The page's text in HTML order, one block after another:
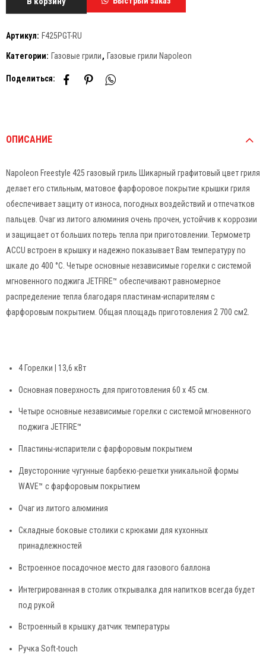
Артикул: F425PGT-RU
Категории: Газовые грили, Газовые грили Napoleon
Поделиться:
ОПИСАНИЕ
Napoleon Freestyle 425 газовый гриль Шикарный графитовый цвет гриля
делает его стильным, матовое фарфоровое покрытие крышки гриля
обеспечивает защиту от износа, погодных воздействий и отпечатков
пальцев. Очаг из литого алюминия очень прочен, устойчив к коррозии
и защищает от больших потерь тепла при приготовлении. Термометр
ACCU встроен в крышку и надежно показывает Вам температуру по
шкале до 400 °C. Четыре основные независимые горелки с системой
мгновенного поджига JETFIRE™ обеспечивают равномерное
распределение тепла благодаря пластинам-испарителям с
фарфоровым покрытием. Общая площадь приготовления 2 700 см2.
4 Горелки | 13,6 кВт
Основная поверхность для приготовления 60 х 45 см.
Четыре основные независимые горелки с системой мгновенного
поджига JETFIRE™
Пластины-испарители с фарфоровым покрытием
Двусторонние чугунные барбекю-решетки уникальной формы
WAVE™ с фарфоровым покрытием
Очаг из литого алюминия
Складные боковые столики с крюками для кухонных
принадлежностей
Встроенное посадочное место для газового баллона
Интегрированная в столик открывалка для напитков всегда будет
под рукой
Встроенный в крышку датчик температуры
Ручка Soft-touch